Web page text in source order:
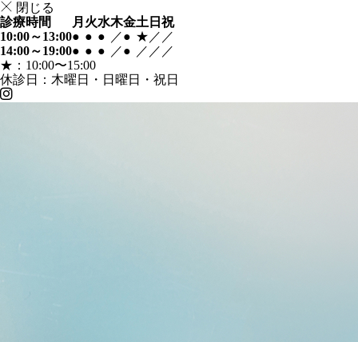
閉じる
診療時間
月 火水木金土 日祝
10:00～13:00● ● ● ／● ★ ／ ／
14:00～19:00● ● ● ／● ／ ／ ／
★：10:00〜15:00
休診日：木曜日・日曜日・祝日